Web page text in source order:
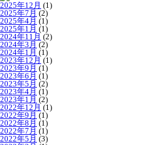
2025年12月 (1)
2025年7月 (2)
2025年4月 (1)
2025年1月 (1)
2024年11月 (2)
2024年3月 (2)
2024年1月 (1)
2023年12月 (1)
2023年9月 (1)
2023年6月 (1)
2023年5月 (2)
2023年4月 (1)
2023年1月 (2)
2022年12月 (1)
2022年9月 (1)
2022年8月 (1)
2022年7月 (1)
2022年5月 (3)